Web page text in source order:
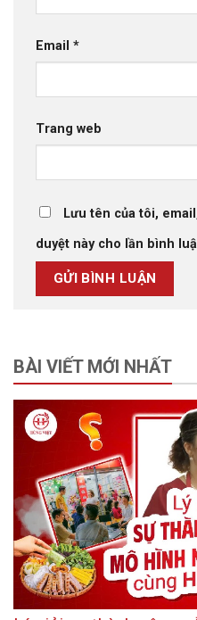
Email *
Trang web
Lưu tên của tôi,
duyệt này cho lần bình
BÀI VIẾT MỚI NHẤT